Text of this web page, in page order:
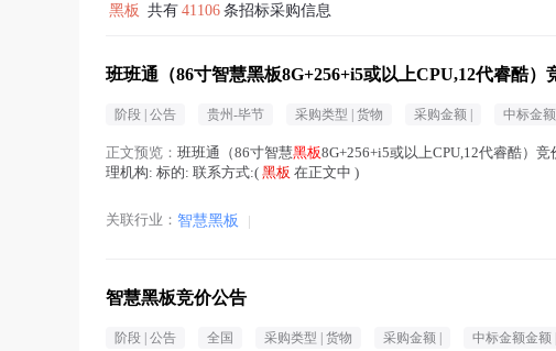
黑板 共有 41106 条招标采购信息
班班通（86寸智慧黑板8G+256+i5或以上CPU,12代睿酷）
阶段 | 公告 贵州-毕节 采购类型 | 货物 采购金额 | 中标金额
正文预览： 班班通（86寸智慧黑板8G+256+i5或以上CPU,12代睿酷）
理机构: 标的: 联系方式:( 黑板 在正文中 )
关联行业： 智慧黑板 |
智慧黑板竞价公告
阶段 | 公告 全国 采购类型 | 货物 采购金额 | 中标金额金额 |